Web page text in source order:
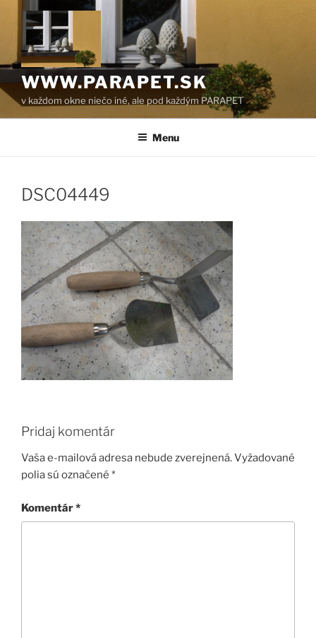
Prejsť
obsah
WWW.PARAPET.SK
v každom okne niečo iné, ale pod každým PARAPET
Menu
DSC04449
Pridaj komentár
Vaša e-mailová adresa nebude zverejnená.Vyžadované
polia sú označené *
Komentár*